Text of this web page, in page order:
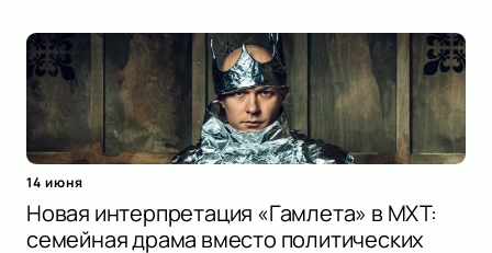
14 июня
Новая интерпретация «Гамлета» в МХТ:
семейная драма вместо политических